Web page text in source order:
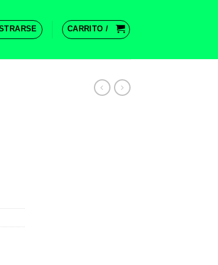
CARRITO /